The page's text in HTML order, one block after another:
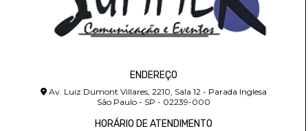
ENDEREÇO
Av. Luiz Dumont Villares, 2210, Sala 12 - Parada Inglesa
São Paulo - SP - 02239-000
HORÁRIO DE ATENDIMENTO